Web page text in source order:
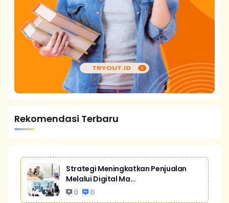
Rekomendasi Terbaru
Strategi Meningkatkan Penjualan
Melalui Digital Ma...
0 0